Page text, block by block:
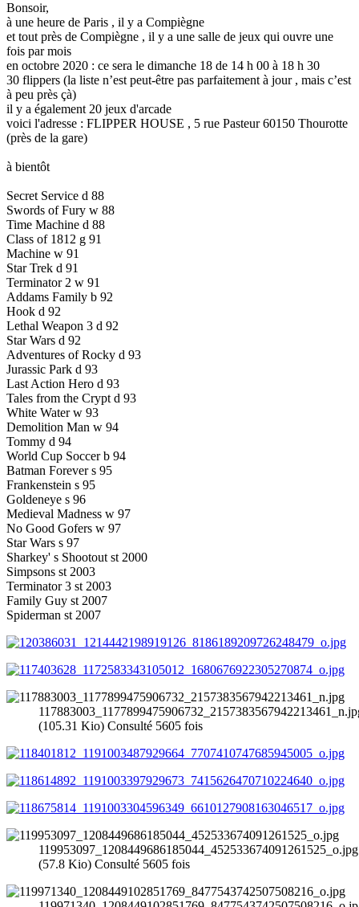
Bonsoir,
à une heure de Paris , il y a Compiègne
et tout près de Compiègne , il y a une salle de jeux qui ouvre une
fois par mois
en octobre 2020 : ce sera le dimanche 18 de 14 h 00 à 18 h 30
30 flippers (la liste n’est peut-être pas parfaitement à jour , mais c’est
à peu près çà)
il y a également 20 jeux d'arcade
voici l'adresse : FLIPPER HOUSE , 5 rue Pasteur 60150 Thourotte
(près de la gare)
à bientôt
Secret Service d 88
Swords of Fury w 88
Time Machine d 88
Class of 1812 g 91
Machine w 91
Star Trek d 91
Terminator 2 w 91
Addams Family b 92
Hook d 92
Lethal Weapon 3 d 92
Star Wars d 92
Adventures of Rocky d 93
Jurassic Park d 93
Last Action Hero d 93
Tales from the Crypt d 93
White Water w 93
Demolition Man w 94
Tommy d 94
World Cup Soccer b 94
Batman Forever s 95
Frankenstein s 95
Goldeneye s 96
Medieval Madness w 97
No Good Gofers w 97
Star Wars s 97
Sharkey' s Shootout st 2000
Simpsons st 2003
Terminator 3 st 2003
Family Guy st 2007
Spiderman st 2007
(105.31 Kio) Consulté 5605 fois
119953097_1208449686185044_452533674091261525_o.jpg
(57.8 Kio) Consulté 5605 fois